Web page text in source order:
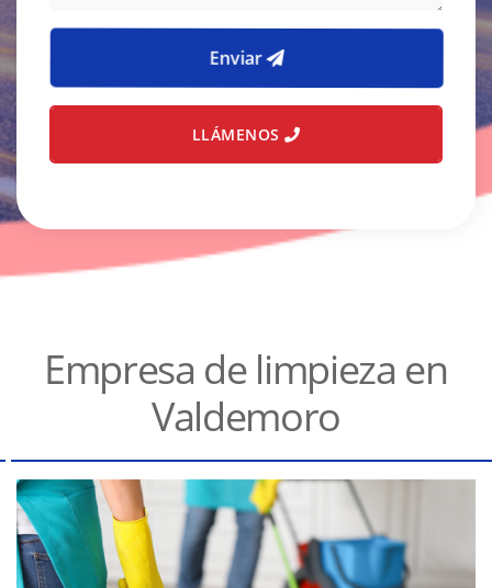
Enviar
LLÁMENOS
Empresa de limpieza en
Valdemoro